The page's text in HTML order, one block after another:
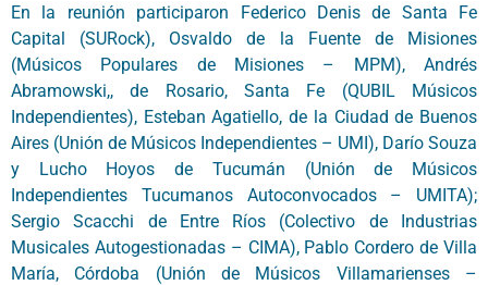
En la reunión participaron Federico Denis de Santa Fe
Capital (SURock), Osvaldo de la Fuente de Misiones
(Músicos Populares de Misiones – MPM), Andrés
Abramowski,, de Rosario, Santa Fe (QUBIL Músicos
Independientes), Esteban Agatiello, de la Ciudad de Buenos
Aires (Unión de Músicos Independientes – UMI), Darío Souza
y Lucho Hoyos de Tucumán (Unión de Músicos
Independientes Tucumanos Autoconvocados – UMITA);
Sergio Scacchi de Entre Ríos (Colectivo de Industrias
Musicales Autogestionadas – CIMA), Pablo Cordero de Villa
María, Córdoba (Unión de Músicos Villamarienses –